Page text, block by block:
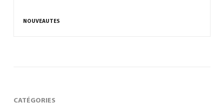
NOUVEAUTES
CATÉGORIES